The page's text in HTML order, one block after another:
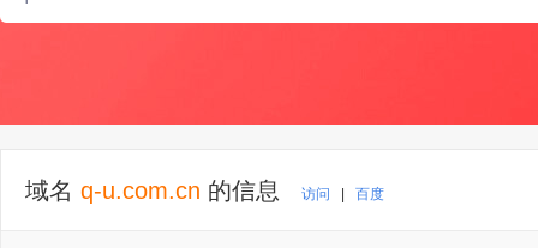
域名 q-u.com.cn 的信息 访问 百度